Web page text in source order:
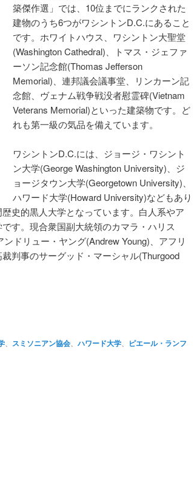
築傑作選」では、10位までにランクされた
建物のうち6つがワシントンD.C.にあること
です。ホワイトハウス、ワシントン大聖堂
(Washington Cathedral)、トマス・ジェファ
ーソン記念館(Thomas Jefferson
Memorial)、連邦議会議事堂、リンカーン記
念館、ヴェナム戦争戦没者慰霊碑(Vietnam
Veterans Memorial)といった建築物です。ど
れも第一級の気品を備えています。
ワシントンD.C.には、ジョージ・ワシント
ン大学(George Washington University)、ジ
ョージタウン大学(Georgetown University)、
ハワード大学(Howard University)などもあり
史的黒人大学となっています。白人系やア
す。現合衆国副大統領のカマラ・ハリス
ドリュー・ヤング(Andrew Young)、アフリ
判事のサーグッド・マーシャル(Thurgood
スミソニアン協会 ハワード大学
ピエール・ランフ